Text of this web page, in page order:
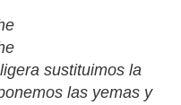
sustituimos la
las yemas y